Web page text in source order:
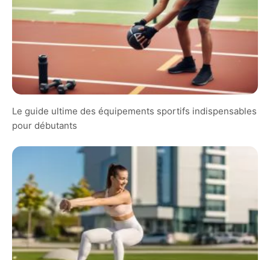
Le guide ultime des équipements sportifs indispensables
pour débutants